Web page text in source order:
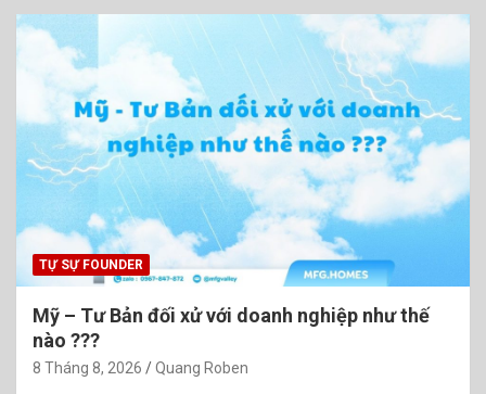
TỰ SỰ FOUNDER
Mỹ – Tư Bản đối xử với doanh nghiệp như thế
nào ???
8 Tháng 8, 2026 Quang Roben